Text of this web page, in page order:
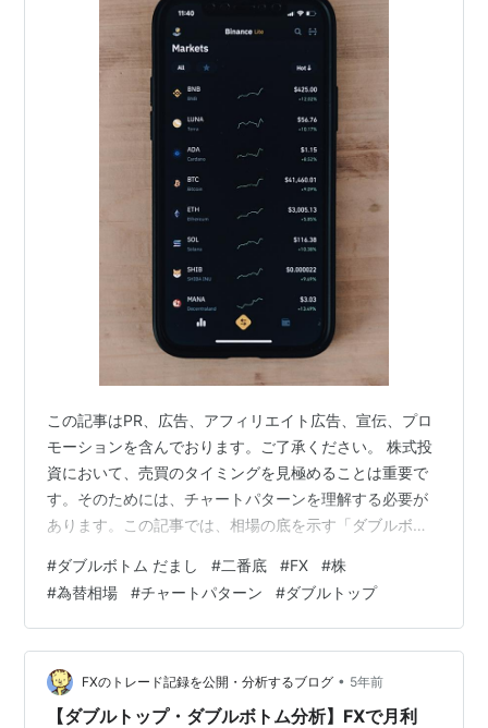
この記事はPR、広告、アフィリエイト広告、宣伝、プロ
モーションを含んでおります。ご了承ください。 株式投
資において、売買のタイミングを見極めることは重要で
す。そのためには、チャートパターンを理解する必要が
あります。この記事では、相場の底を示す「ダブルボト
す。ダブルボトムとは、2つの谷が現れる形で、その後は
上昇トレンドに入る可能性が高いことを意味します。し
かし、ダブルボトムも騙しや二番底などの注意点があり
ます。そこで、ダブルボトムの見極め方や勝ちパターン
を紹介します。 有料級の無料インジケーター トレンドの
波に乗る ＃42 無料×リペイント無し 無…
#ダブルボトム だまし #二番底 #FX #株
#為替相場 #チャートパターン #ダブルトップ
FXのトレード記録を公開・分析するブログ • 5年前
【ダブルトップ・ダブルボトム分析】FXで月利